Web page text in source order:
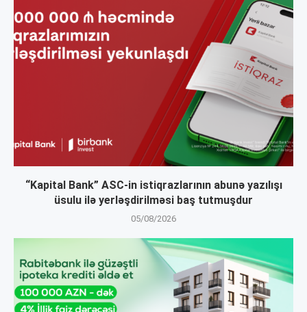
“Kapital Bank” ASC-in istiqrazlarının abunə yazılışı
üsulu ilə yerləşdirilməsi baş tutmuşdur
05/08/2026